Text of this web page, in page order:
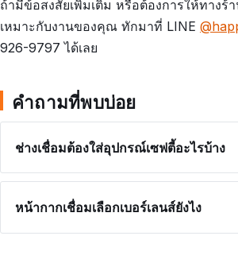
ถ้ามีข้อสงสัยเพิ่มเติม หรือต้องการให้ทางร้
เหมาะกับงานของคุณ ทักมาที่ LINE
926-9797 ได้เลย
คำถามที่พบบ่อย
ช่างเชื่อมต้องใส่อุปกรณ์เซฟตี้อะไรบ้าง
หน้ากากเชื่อมเลือกเบอร์เลนส์ยังไง